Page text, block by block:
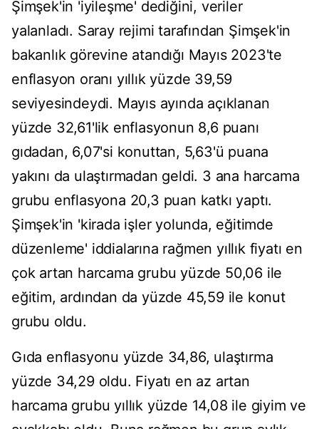
Şimşek'in 'iyileşme' dediğini, veriler
yalanladı. Saray rejimi tarafından Şimşek'in
bakanlık görevine atandığı Mayıs 2023'te
enflasyon oranı yıllık yüzde 39,59
seviyesindeydi. Mayıs ayında açıklanan
yüzde 32,61'lik enflasyonun 8,6 puanı
gıdadan, 6,07'si konuttan, 5,63'ü puana
yakını da ulaştırmadan geldi. 3 ana harcama
grubu enflasyona 20,3 puan katkı yaptı.
Şimşek'in 'kirada işler yolunda, eğitimde
düzenleme' iddialarına rağmen yıllık fiyatı en
çok artan harcama grubu yüzde 50,06 ile
eğitim, ardından da yüzde 45,59 ile konut
grubu oldu.
Gıda enflasyonu yüzde 34,86, ulaştırma
yüzde 34,29 oldu. Fiyatı en az artan
harcama grubu yıllık yüzde 14,08 ile giyim ve